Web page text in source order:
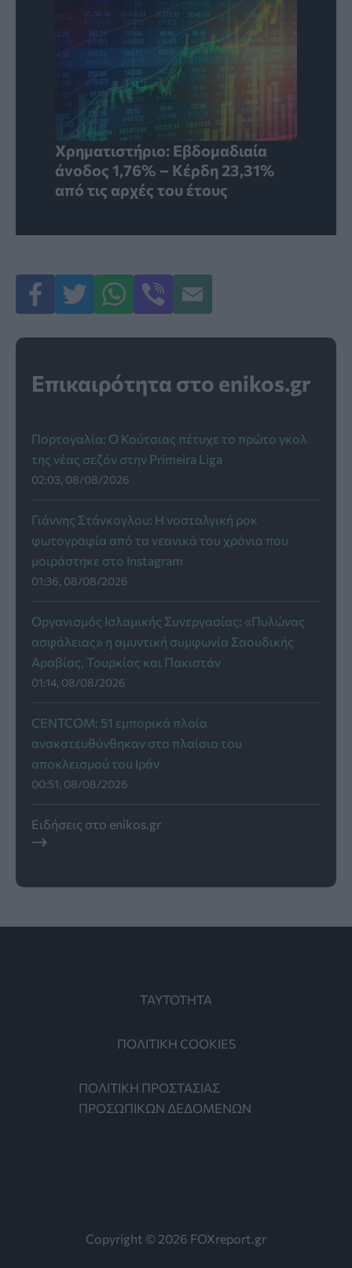
Χρηματιστήριο: Εβδομαδιαία
άνοδος 1,76% – Κέρδη 23,31%
από τις αρχές του έτους
Επικαιρότητα στο enikos.gr
Πορτογαλία: Ο Κούτσιας πέτυχε το πρώτο γκολ
της νέας σεζόν στην Primeira Liga
02:03, 08/08/2026
Γιάννης Στάνκογλου: Η νοσταλγική ροκ
φωτογραφία από τα νεανικά του χρόνια που
μοιράστηκε στο Instagram
01:36, 08/08/2026
Οργανισμός Ισλαμικής Συνεργασίας: «Πυλώνας
ασφάλειας» η αμυντική συμφωνία Σαουδικής
Αραβίας, Τουρκίας και Πακιστάν
01:14, 08/08/2026
CENTCOM: 51 εμπορικά πλοία
ανακατευθύνθηκαν στο πλαίσιο του
αποκλεισμού του Ιράν
00:51, 08/08/2026
Ειδήσεις στο enikos.gr
ΤΑΥΤΟΤΗΤΑ
ΠΟΛΙΤΙΚΗ COOKIES
ΠΟΛΙΤΙΚΗ ΠΡΟΣΤΑΣΙΑΣ
ΠΡΟΣΩΠΙΚΩΝ ΔΕΔΟΜΕΝΩΝ
Copyright © 2026 FOXreport.gr